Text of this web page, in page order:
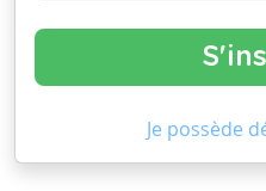
Je possède